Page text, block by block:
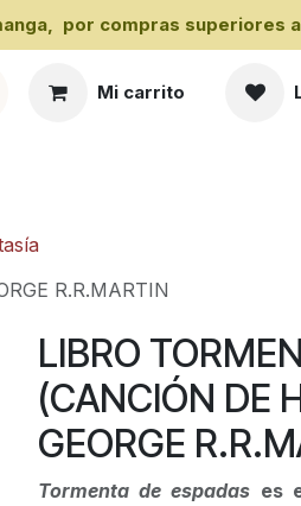
por compras superiores
Mi carrito
R.R.MARTIN
LIBRO
(CANCIÓN DE
GEORGE
Tormenta de espadas es